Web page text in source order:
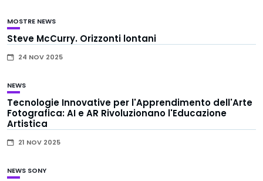
MOSTRE NEWS
Steve McCurry. Orizzonti lontani
24 NOV 2025
NEWS
Tecnologie Innovative per l'Apprendimento dell'Arte
Fotografica: AI e AR Rivoluzionano l'Educazione
Artistica
21 NOV 2025
NEWS SONY